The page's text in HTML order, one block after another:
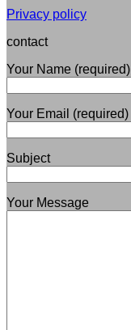
Privacy policy
contact
Your Name (required)
Your Email (required)
Subject
Your Message